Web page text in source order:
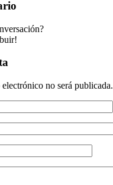
no será publicada.